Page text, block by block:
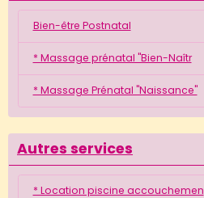
Bien-être Postnatal
* Massage prénatal "Bien-Naîtr
* Massage Prénatal "Naissance"
Autres services
* Location piscine accouchemen